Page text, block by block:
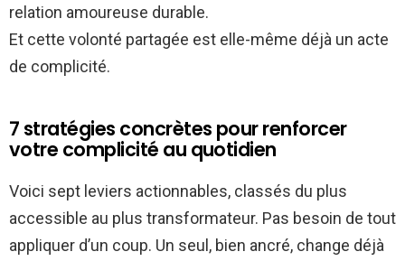
relation amoureuse durable.
Et cette volonté partagée est elle-même déjà un acte
de complicité.
7 stratégies concrètes pour renforcer
votre complicité au quotidien
Voici sept leviers actionnables, classés du plus
accessible au plus transformateur. Pas besoin de tout
appliquer d’un coup. Un seul, bien ancré, change déjà